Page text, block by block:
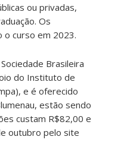
ou privadas,
Os
o curso em 2023.
Brasileira
do Instituto de
e é oferecido
estão sendo
custam R$82,00 e
outubro pelo site